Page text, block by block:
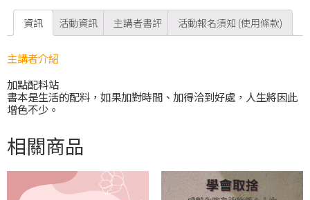
資訊 活動資訊 主講者書評 活動報名須知 (使用條款)
主講者介紹
加點配料站
書本是生活的配料，如果加對時間、加得洽到好處，人生將因此
增色不少。
相關商品